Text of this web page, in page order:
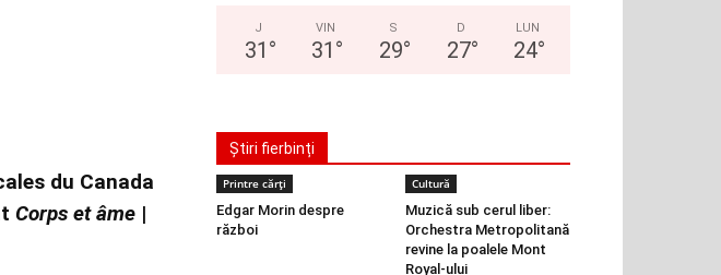
du Canada
Corps et âme |
J
31 °
VIN
31 °
S
29°
D
27°
LUN
24°
Știri fierbinți
Printre cărți
Edgar Morin despre
război
Cultură
Muzică sub cerul liber:
Orchestra Metropolitană
revine la poalele Mont
Royal-ului